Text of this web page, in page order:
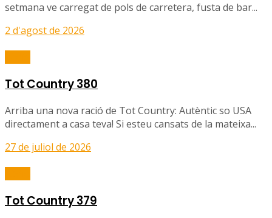
setmana ve carregat de pols de carretera, fusta de bar...
2 d'agost de 2026
Tot Country 380
Arriba una nova ració de Tot Country: Autèntic so USA
directament a casa teva! Si esteu cansats de la mateixa...
27 de juliol de 2026
Tot Country 379